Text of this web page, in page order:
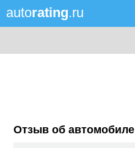
autorating.ru
Отзыв об автомобиле